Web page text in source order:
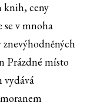
knih, ceny
se v mnoha
Prázdné místo
vydává